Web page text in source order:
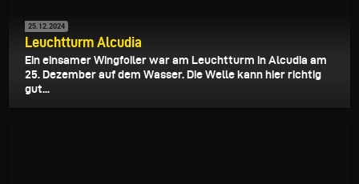
25.12.2024
Leuchtturm Alcudia
Ein einsamer Wingfoiler war am Leuchtturm in Alcudia am
25. Dezember auf dem Wasser. Die Welle kann hier richtig
gut...